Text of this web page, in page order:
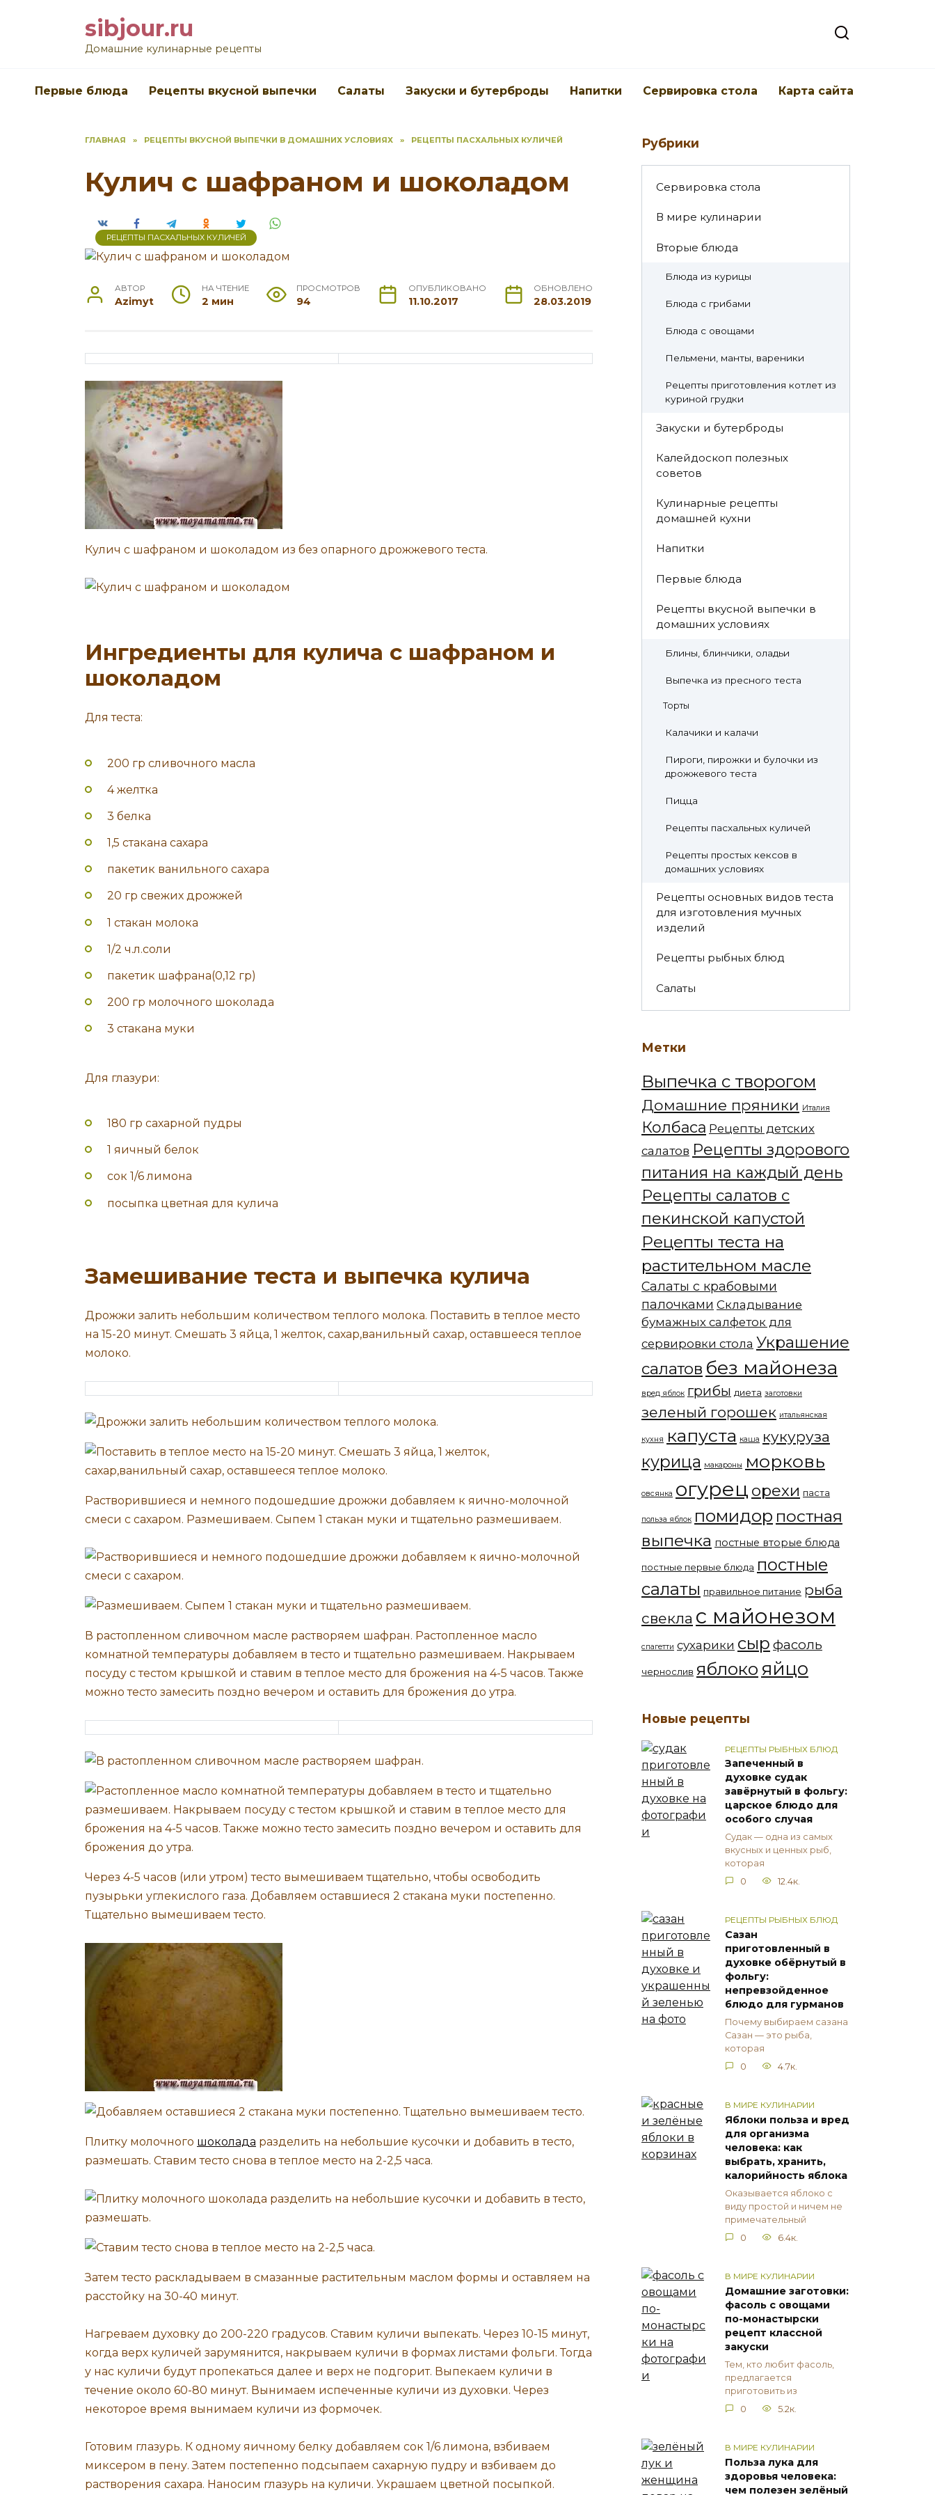
sibjour.ru
Домашние кулинарные рецепты
Первые блюда Рецепты вкусной выпечки Салаты Закуски и бутерброды Напитки Cервировка стола Карта сайта
ГЛАВНАЯ » РЕЦЕПТЫ ВКУСНОЙ ВЫПЕЧКИ В ДОМАШНИХ УСЛОВИЯХ » РЕЦЕПТЫ ПАСХАЛЬНЫХ КУЛИЧЕЙ
Кулич с шафраном и шоколадом
РЕЦЕПТЫ ПАСХАЛЬНЫХ КУЛИЧЕЙ
АВТОР
Azimyt
НА ЧТЕНИЕ
2 мин
ПРОСМОТРОВ
94
ОПУБЛИКОВАНО
11.10.2017
ОБНОВЛЕНО
28.03.2019
Кулич с шафраном и шоколадом из без опарного дрожжевого теста.
Ингредиенты для кулича с шафраном и
шоколадом
Для теста:
200 гр сливочного масла
4 желтка
3 белка
1,5 стакана сахара
пакетик ванильного сахара
20 гр свежих дрожжей
1 стакан молока
1/2 ч.л.соли
пакетик шафрана(0,12 гр)
200 гр молочного шоколада
3 стакана муки
Для глазури:
180 гр сахарной пудры
1 яичный белок
сок 1/6 лимона
посыпка цветная для кулича
Замешивание теста и выпечка кулича
Дрожжи залить небольшим количеством теплого молока. Поставить в теплое место
на 15-20 минут. Смешать 3 яйца, 1 желток, сахар,ванильный сахар, оставшееся теплое
молоко.
Растворившиеся и немного подошедшие дрожжи добавляем к яично-молочной
смеси с сахаром. Размешиваем. Сыпем 1 стакан муки и тщательно размешиваем.
В растопленном сливочном масле растворяем шафран. Растопленное масло
комнатной температуры добавляем в тесто и тщательно размешиваем. Накрываем
посуду с тестом крышкой и ставим в теплое место для брожения на 4-5 часов. Также
можно тесто замесить поздно вечером и оставить для брожения до утра.
Через 4-5 часов (или утром) тесто вымешиваем тщательно, чтобы освободить
пузырьки углекислого газа. Добавляем оставшиеся 2 стакана муки постепенно.
Тщательно вымешиваем тесто.
Плитку молочного шоколада разделить на небольшие кусочки и добавить в тесто,
размешать. Ставим тесто снова в теплое место на 2-2,5 часа.
Затем тесто раскладываем в смазанные растительным маслом формы и оставляем на
расстойку на 30-40 минут.
Нагреваем духовку до 200-220 градусов. Ставим куличи выпекать. Через 10-15 минут,
когда верх куличей зарумянится, накрываем куличи в формах листами фольги. Тогда
у нас куличи будут пропекаться далее и верх не подгорит. Выпекаем куличи в
течение около 60-80 минут. Вынимаем испеченные куличи из духовки. Через
некоторое время вынимаем куличи из формочек.
Готовим глазурь. К одному яичному белку добавляем сок 1/6 лимона, взбиваем
миксером в пену. Затем постепенно подсыпаем сахарную пудру и взбиваем до
растворения сахара. Наносим глазурь на куличи. Украшаем цветной посыпкой.
Рубрики
Cервировка стола
В мире кулинарии
Вторые блюда
Блюда из курицы
Блюда с грибами
Блюда с овощами
Пельмени, манты, вареники
Рецепты приготовления котлет из
куриной грудки
Закуски и бутерброды
Калейдоскоп полезных
советов
Кулинарные рецепты
домашней кухни
Напитки
Первые блюда
Рецепты вкусной выпечки в
домашних условиях
Блины, блинчики, оладьи
Выпечка из пресного теста
Торты
Калачики и калачи
Пироги, пирожки и булочки из
дрожжевого теста
Пицца
Рецепты пасхальных куличей
Рецепты простых кексов в
домашних условиях
Рецепты основных видов теста
для изготовления мучных
изделий
Рецепты рыбных блюд
Салаты
Метки
Выпечка с творогом
Домашние пряники Италия
Колбаса Рецепты детских
салатов Рецепты здорового
питания на каждый день
Рецепты салатов с
пекинской капустой
Рецепты теста на
растительном масле
Салаты с крабовыми
палочками Складывание
бумажных салфеток для
сервировки стола Украшение
салатов без майонеза
вред яблок грибы диета заготовки
зеленый горошек итальянская
кухня капуста каша кукуруза
курица макароны морковь
овсянка огурец орехи паста
польза яблок помидор постная
выпечка постные вторые блюда
постные первые блюда постные
салаты правильное питание рыба
свекла с майонезом
спагетти сухарики сыр фасоль
чернослив яблоко яйцо
Новые рецепты
РЕЦЕПТЫ РЫБНЫХ БЛЮД
Запеченный в
духовке судак
завёрнутый в фольгу:
царское блюдо для
особого случая
Судак — одна из самых
вкусных и ценных рыб,
которая
0
12.4к.
РЕЦЕПТЫ РЫБНЫХ БЛЮД
Сазан
приготовленный в
духовке обёрнутый в
фольгу:
непревзойденное
блюдо для гурманов
Почему выбираем сазана
Сазан — это рыба,
которая
0
4.7к.
В МИРЕ КУЛИНАРИИ
Яблоки польза и вред
для организма
человека: как
выбрать, хранить,
калорийность яблока
Оказывается яблоко с
виду простой и ничем не
примечательный
0
6.4к.
В МИРЕ КУЛИНАРИИ
Домашние заготовки:
фасоль с овощами
по-монастырски
рецепт классной
закуски
Тем, кто любит фасоль,
предлагается
приготовить из
0
5.2к.
В МИРЕ КУЛИНАРИИ
Польза лука для
здоровья человека:
чем полезен зелёный